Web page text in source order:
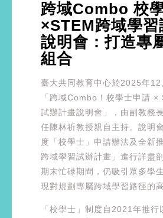
跨域Combo 校
×STEM跨域學習
說明會：打造專
組合
臺大共同教育中心於2025年
「跨域Combo！校學士申請 ×
試辦計畫說明會」，由副教務
任陳林祈教授親自主持。說明
度「校學士」申請辦法及全新
跨域學習試辦計畫」進行詳盡
期末忙碌期間，仍吸引眾多學
現對規劃專屬跨域學習路徑的
「校學士」制度自2021年推行